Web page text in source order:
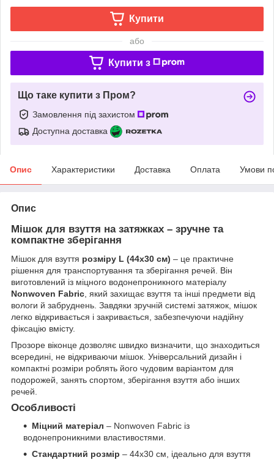
Купити
або
Купити з
Що таке купити з Пром?
Замовлення під захистом
Доступна доставка
Опис Характеристики Доставка Оплата Умови
Опис
Мішок для взуття на затяжках – зручне та
компактне зберігання
Мішок для взуття розміру L (44х30 см) – це практичне
рішення для транспортування та зберігання речей. Він
виготовлений із міцного водонепроникного матеріалу
Nonwoven Fabric , який захищає взуття та інші предмети від
вологи й забруднень. Завдяки зручній системі затяжок, мішок
легко відкривається і закривається, забезпечуючи надійну
фіксацію вмісту.
Прозоре віконце дозволяє швидко визначити, що знаходиться
всередині, не відкриваючи мішок. Універсальний дизайн і
компактні розміри роблять його чудовим варіантом для
подорожей, занять спортом, зберігання взуття або інших
речей.
Особливості
Міцний матеріал – Nonwoven Fabric із
водонепроникними властивостями.
Стандартний розмір – 44х30 см, ідеально для взуття